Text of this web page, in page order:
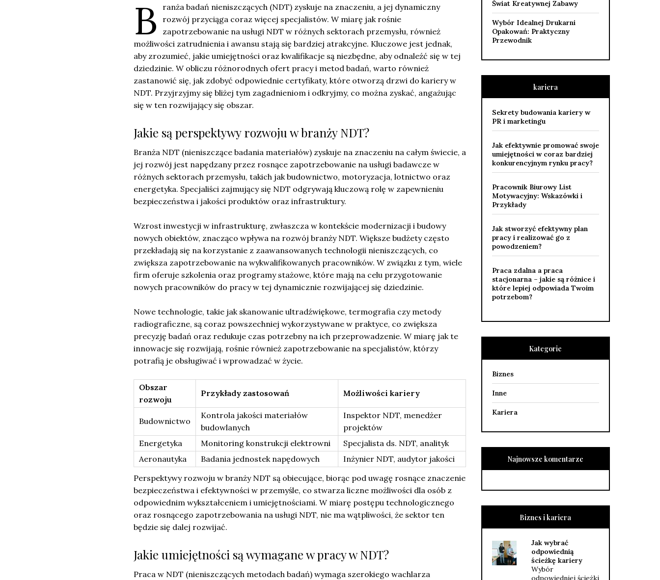
B
ranża badań nieniszczących (NDT) zyskuje na znaczeniu, a jej dynamiczny
rozwój przyciąga coraz więcej specjalistów. W miarę jak rośnie
zapotrzebowanie na usługi NDT w różnych sektorach przemysłu, również
możliwości zatrudnienia i awansu stają się bardziej atrakcyjne. Kluczowe jest jednak,
aby zrozumieć, jakie umiejętności oraz kwalifikacje są niezbędne, aby odnaleźć się w tej
dziedzinie. W obliczu różnorodnych ofert pracy i metod badań, warto również
zastanowić się, jak zdobyć odpowiednie certyfikaty, które otworzą drzwi do kariery w
NDT. Przyjrzyjmy się bliżej tym zagadnieniom i odkryjmy, co można zyskać, angażując
się w ten rozwijający się obszar.
Jakie są perspektywy rozwoju w branży NDT?
Branża NDT (nieniszczące badania materiałów) zyskuje na znaczeniu na całym świecie, a
jej rozwój jest napędzany przez rosnące zapotrzebowanie na usługi badawcze w
różnych sektorach przemysłu, takich jak budownictwo, motoryzacja, lotnictwo oraz
energetyka. Specjaliści zajmujący się NDT odgrywają kluczową rolę w zapewnieniu
bezpieczeństwa i jakości produktów oraz infrastruktury.
Wzrost inwestycji w infrastrukturę, zwłaszcza w kontekście modernizacji i budowy
nowych obiektów, znacząco wpływa na rozwój branży NDT. Większe budżety często
przekładają się na korzystanie z zaawansowanych technologii nieniszczących, co
zwiększa zapotrzebowanie na wykwalifikowanych pracowników. W związku z tym, wiele
firm oferuje szkolenia oraz programy stażowe, które mają na celu przygotowanie
nowych pracowników do pracy w tej dynamicznie rozwijającej się dziedzinie.
Nowe technologie, takie jak skanowanie ultradźwiękowe, termografia czy metody
radiograficzne, są coraz powszechniej wykorzystywane w praktyce, co zwiększa
precyzję badań oraz redukuje czas potrzebny na ich przeprowadzenie. W miarę jak te
innowacje się rozwijają, rośnie również zapotrzebowanie na specjalistów, którzy
potrafią je obsługiwać i wprowadzać w życie.
Obszar
rozwoju
Przykłady zastosowań Możliwości kariery
Budownictwo
Kontrola jakości materiałów
budowlanych
Inspektor NDT, menedżer
projektów
Energetyka
Monitoring konstrukcji elektrowni
Specjalista ds. NDT, analityk
Aeronautyka
Badania jednostek napędowych
Inżynier NDT, audytor jakości
Perspektywy rozwoju w branży NDT są obiecujące, biorąc pod uwagę rosnące znaczenie
bezpieczeństwa i efektywności w przemyśle, co stwarza liczne możliwości dla osób z
odpowiednim wykształceniem i umiejętnościami. W miarę postępu technologicznego
oraz rosnącego zapotrzebowania na usługi NDT, nie ma wątpliwości, że sektor ten
będzie się dalej rozwijać.
Jakie umiejętności są wymagane w pracy w NDT?
Praca w NDT (nieniszczących metodach badań) wymaga szerokiego wachlarza
Świat Kreatywnej Zabawy
Wybór Idealnej Drukarni
Opakowań: Praktyczny
Przewodnik
kariera
Sekrety budowania kariery w
PR i marketingu
Jak efektywnie promować swoje
umiejętności w coraz bardziej
konkurencyjnym rynku pracy?
Pracownik Biurowy List
Motywacyjny: Wskazówki i
Przykłady
Jak stworzyć efektywny plan
pracy i realizować go z
powodzeniem?
Praca zdalna a praca
stacjonarna – jakie są różnice i
które lepiej odpowiada Twoim
potrzebom?
Kategorie
Biznes
Inne
Kariera
Najnowsze komentarze
Biznes i kariera
Jak wybrać
odpowiednią
ścieżkę kariery
Wybór
odpowiedniej ścieżki